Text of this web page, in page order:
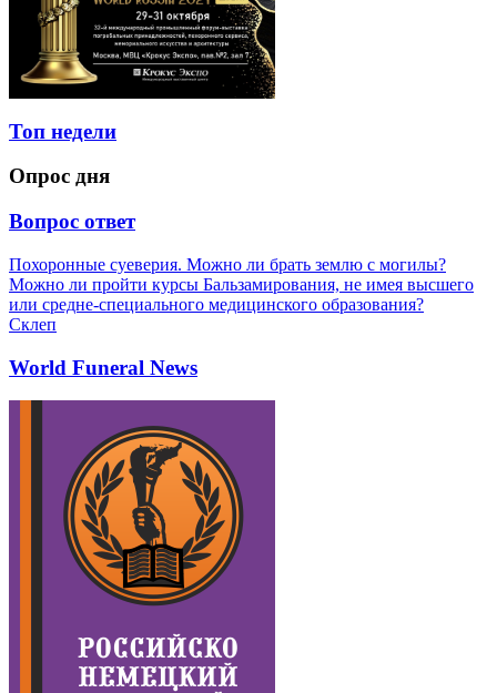
Топ недели
Опрос дня
Вопрос ответ
Похоронные суеверия. Можно ли брать землю с могилы?
Можно ли пройти курсы Бальзамирования, не имея высшего
или средне-специального медицинского образования?
Склеп
World Funeral News